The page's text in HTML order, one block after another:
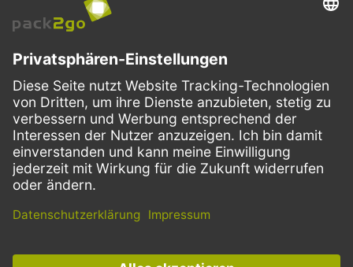
VERSANDARTEN
FacebookInstagramLinkedIn